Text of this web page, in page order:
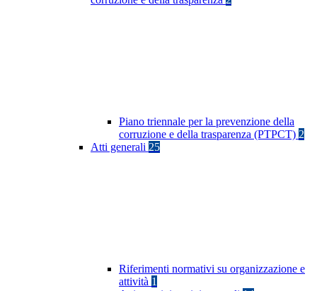
Piano triennale per la prevenzione della
corruzione e della trasparenza (PTPCT) 2
Atti generali 25
Riferimenti normativi su organizzazione e
attività 1